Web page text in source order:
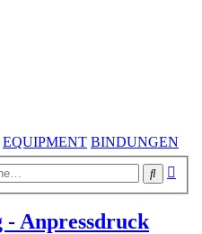
EQUIPMENT BINDUNGEN
Suche
Anpressdruck